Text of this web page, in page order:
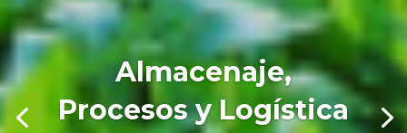
Almacenaje,
Procesos y Logística